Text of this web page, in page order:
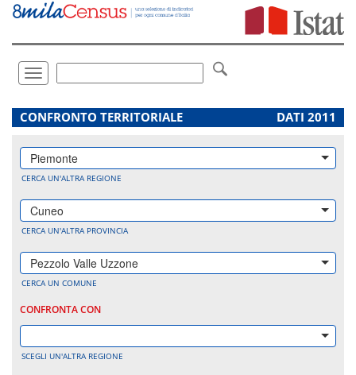
Vai
direttamente
Toggle
navigation
.
CONFRONTO TERRITORIALE DATI 2011
Piemonte
CERCA UN'ALTRA REGIONE
Cuneo
CERCA UN'ALTRA PROVINCIA
Pezzolo Valle Uzzone
CERCA UN COMUNE
CONFRONTA CON
SCEGLI UN'ALTRA REGIONE